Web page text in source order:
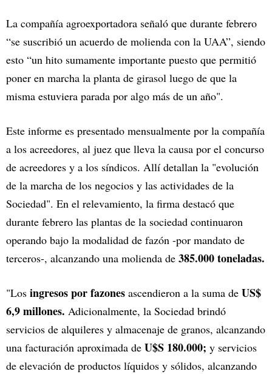
La compañía agroexportadora señaló que durante febrero
“se suscribió un acuerdo de molienda con la UAA”, siendo
esto “un hito sumamente importante puesto que permitió
poner en marcha la planta de girasol luego de que la
misma estuviera parada por algo más de un año".
Este informe es presentado mensualmente por la compañía
a los acreedores, al juez que lleva la causa por el concurso
de acreedores y a los síndicos. Allí detallan la "evolución
de la marcha de los negocios y las actividades de la
Sociedad". En el relevamiento, la firma destacó que
durante febrero las plantas de la sociedad continuaron
operando bajo la modalidad de fazón -por mandato de
terceros-, alcanzando una molienda de 385.000 toneladas.
"Los ingresos por fazones ascendieron a la suma de US$
6,9 millones. Adicionalmente, la Sociedad brindó
servicios de alquileres y almacenaje de granos, alcanzando
una facturación aproximada de U$S 180.000; y servicios
de elevación de productos líquidos y sólidos, alcanzando